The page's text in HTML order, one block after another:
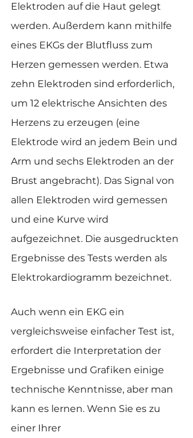
Elektroden auf die Haut gelegt
werden. Außerdem kann mithilfe
eines EKGs der Blutfluss zum
Herzen gemessen werden. Etwa
zehn Elektroden sind erforderlich,
um 12 elektrische Ansichten des
Herzens zu erzeugen (eine
Elektrode wird an jedem Bein und
Arm und sechs Elektroden an der
Brust angebracht). Das Signal von
allen Elektroden wird gemessen
und eine Kurve wird
aufgezeichnet. Die ausgedruckten
Ergebnisse des Tests werden als
Elektrokardiogramm bezeichnet.
Auch wenn ein EKG ein
vergleichsweise einfacher Test ist,
erfordert die Interpretation der
Ergebnisse und Grafiken einige
technische Kenntnisse, aber man
kann es lernen. Wenn Sie es zu
einer Ihrer